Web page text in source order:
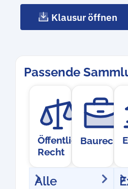
Klausur öffnen
Passende
Öffentliches
Recht
Baurecht
Alle